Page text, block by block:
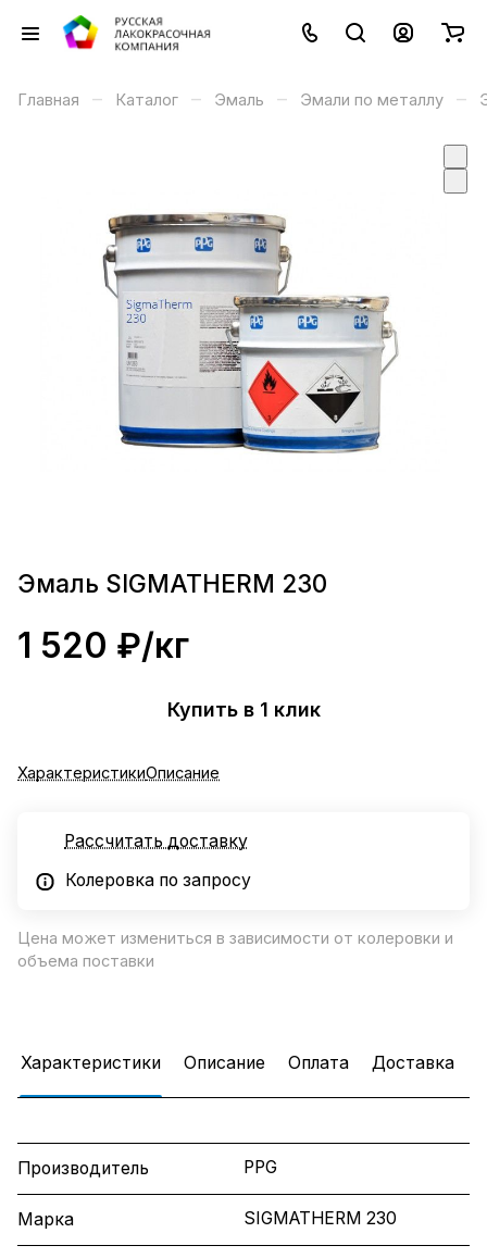
Главная – Каталог – Эмаль – Эмали по металлу –
Эмаль SIGMATHERM 230
1 520 ₽/кг
Купить в 1 клик
ХарактеристикиОписание
Рассчитать доставку
Колеровка по запросу
Цена может измениться в зависимости от колеровки и
объема поставки
Характеристики Описание Оплата Доставка
Производитель PPG
Марка SIGMATHERM 230